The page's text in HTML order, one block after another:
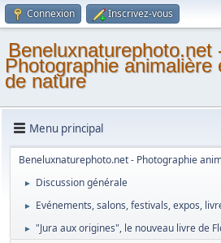
Connexion Inscrivez-vous
Beneluxnaturephoto.net
Photographie animalière
de nature
Menu principal
Beneluxnaturephoto.net - Photographie
► Discussion générale
► Evénements, salons, festivals, expos,
► "Jura aux origines", le nouveau livre de